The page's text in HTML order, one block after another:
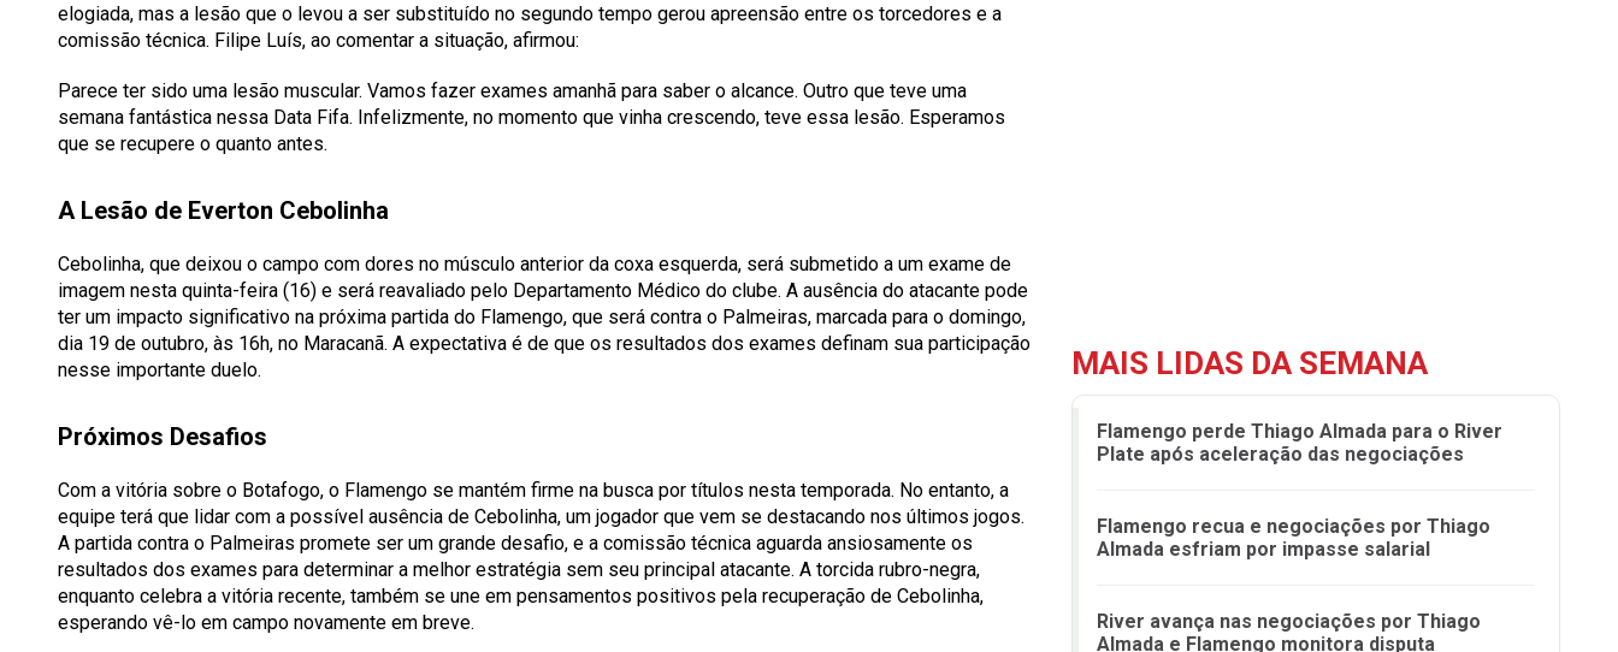
elogiada, mas a lesão que o levou a ser substituído no segundo tempo gerou apreensão entre os torcedores e a
comissão técnica. Filipe Luís, ao comentar a situação, afirmou:
Parece ter sido uma lesão muscular. Vamos fazer exames amanhã para saber o alcance. Outro que teve uma
semana fantástica nessa Data Fifa. Infelizmente, no momento que vinha crescendo, teve essa lesão. Esperamos
que se recupere o quanto antes.
A Lesão de Everton Cebolinha
Cebolinha, que deixou o campo com dores no músculo anterior da coxa esquerda, será submetido a um exame de
imagem nesta quinta-feira (16) e será reavaliado pelo Departamento Médico do clube. A ausência do atacante pode
ter um impacto significativo na próxima partida do Flamengo, que será contra o Palmeiras, marcada para o domingo,
dia 19 de outubro, às 16h, no Maracanã. A expectativa é de que os resultados dos exames definam sua participação
nesse importante duelo.
Próximos Desafios
Com a vitória sobre o Botafogo, o Flamengo se mantém firme na busca por títulos nesta temporada. No entanto, a
equipe terá que lidar com a possível ausência de Cebolinha, um jogador que vem se destacando nos últimos jogos.
A partida contra o Palmeiras promete ser um grande desafio, e a comissão técnica aguarda ansiosamente os
resultados dos exames para determinar a melhor estratégia sem seu principal atacante. A torcida rubro-negra,
enquanto celebra a vitória recente, também se une em pensamentos positivos pela recuperação de Cebolinha,
esperando vê-lo em campo novamente em breve.
MAIS LIDAS DA SEMANA
Flamengo perde Thiago Almada para o River
Plate após aceleração das negociações
Flamengo recua e negociações por Thiago
Almada esfriam por impasse salarial
River avança nas negociações por Thiago
Almada e Flamengo monitora disputa